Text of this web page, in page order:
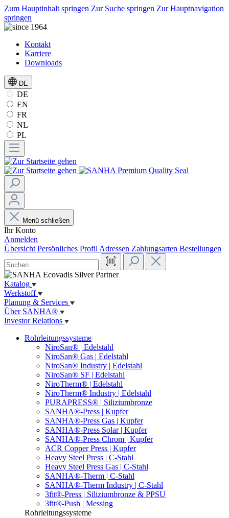
Zum Hauptinhalt springen Zur Suche springen Zur Hauptnavigation
springen
Kontakt
Karriere
Downloads
DE
DE
EN
FR
NL
PL
Menü schließen
Ihr Konto
Anmelden
Übersicht Persönliches Profil Adressen Zahlungsarten Bestellungen
Katalog
Werkstoff
Planung & Services
Über SANHA®
Investor Relations
Rohrleitungssysteme
NiroSan® | Edelstahl
NiroSan® Gas | Edelstahl
NiroSan® Industry | Edelstahl
NiroSan® SF | Edelstahl
NiroTherm® | Edelstahl
NiroTherm® Industry | Edelstahl
PURAPRESS® | Siliziumbronze
SANHA®-Press | Kupfer
SANHA®-Press Gas | Kupfer
SANHA®-Press Solar | Kupfer
SANHA®-Press Chrom | Kupfer
ACR Copper Press | Kupfer
Heavy Steel Press | C-Stahl
Heavy Steel Press Gas | C-Stahl
SANHA®-Therm | C-Stahl
SANHA®-Therm Industry | C-Stahl
3fit®-Press | Siliziumbronze & PPSU
3fit®-Push | Messing
Rohrleitungssysteme